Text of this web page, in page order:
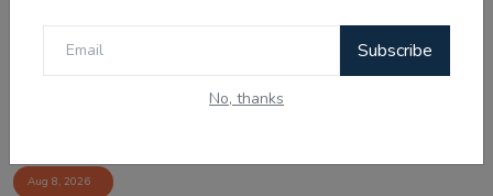
Subscribe
No, thanks
Aug 8, 2026